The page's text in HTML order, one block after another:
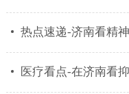
热点速递-济南看精神
医疗看点-在济南看抑